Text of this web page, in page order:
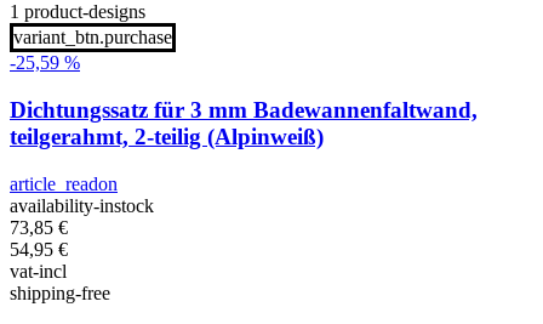
1 product-designs
variant_btn.purchase
-25,59 %
Dichtungssatz für 3 mm Badewannenfaltwand,
teilgerahmt, 2-teilig (Alpinweiß)
article_readon
availability-instock
73,85 €
54,95 €
vat-incl
shipping-free